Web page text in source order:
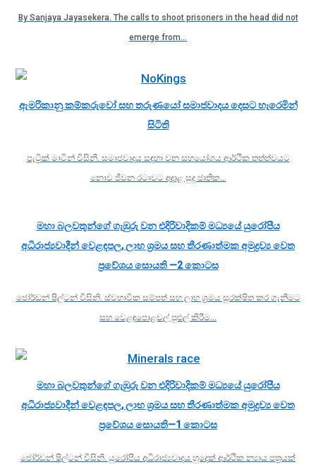
By Sanjaya Jayasekera. The calls to shoot prisoners in the head did not
emerge from…
ඇමරිකානු කම්කරුවෝ සහ තරුණයෝ සමාජවාදය දෙසට හැරෙමින්
සිටිති
පැට්‍රික් මාටින් විසිනි. සමාජවාදය සඳහා වන සහයෝගය ආර්ථික තත්ත්වයට
නොව ජීවන රටාවට අදාළ සුදු ජාතික…
මහා බලවතුන්ගේ ගැඹුරු වන එදිරිවාදිකම් මධ්‍යයේ යුරෝපීය
අධිරාජ්‍යවාදීන් වෙළඳපල, ලාභ ශ්‍රමය සහ තීරණාත්මක අමුද්‍රව්‍ය වෙත
ප්‍රවේශය සොයති —2 කොටස
ජෝර්ඩන් ෂිල්ටන් විසිනි. ස්වභාවික සම්පත් සහ ලාභ ශ්‍රමය සුරක්ෂිත කර ගැනීමට
සහ වෙළඳපොළවල් පුළුල් කිරීම…
මහා බලවතුන්ගේ ගැඹුරු වන එදිරිවාදිකම් මධ්‍යයේ යුරෝපීය
අධිරාජ්‍යවාදීන් වෙළඳපල, ලාභ ශ්‍රමය සහ තීරණාත්මක අමුද්‍රව්‍ය වෙත
ප්‍රවේශය සොයති—1 කොටස
ජෝර්ඩන් ෂිල්ටන් විසිනි. යුරෝපීය අධිරාජ්‍යවාදය හුදෙක් ආර්ථික න්‍යාය පත්‍රයක්